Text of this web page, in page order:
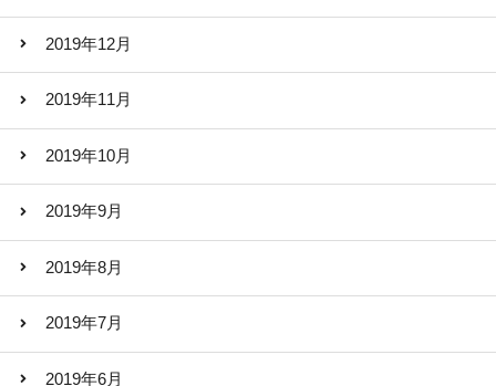
2019年12月
2019年11月
2019年10月
2019年9月
2019年8月
2019年7月
2019年6月